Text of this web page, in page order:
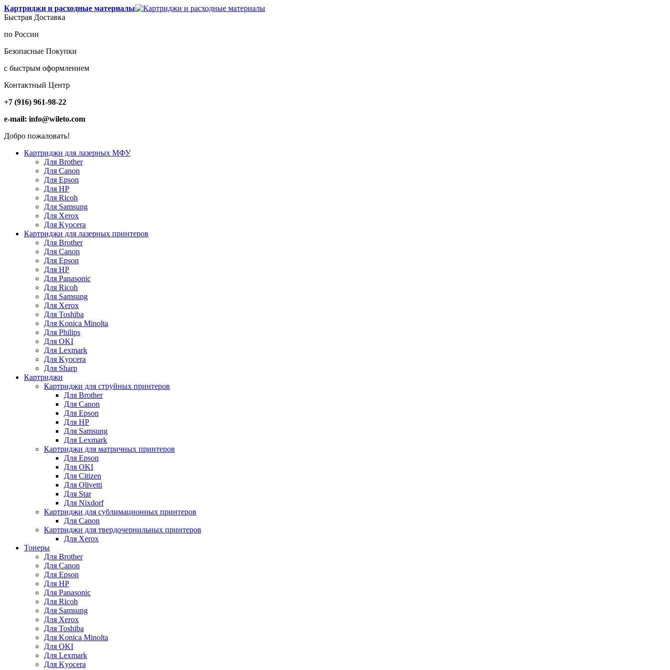
Картриджи и расходные материалы
Быстрая Доставка
по России
Безопасные Покупки
с быстрым оформлением
Контактный Центр
+7 (916) 961-98-22
e-mail: info@wileto.com
Добро пожаловать!
Картриджи для лазерных МФУ
Для Brother
Для Canon
Для Epson
Для HP
Для Ricoh
Для Samsung
Для Xerox
Для Kyocera
Картриджи для лазерных принтеров
Для Brother
Для Canon
Для Epson
Для HP
Для Panasonic
Для Ricoh
Для Samsung
Для Xerox
Для Toshiba
Для Konica Minolta
Для Philips
Для OKI
Для Lexmark
Для Kyocera
Для Sharp
Картриджи
Картриджи для струйных принтеров
Для Brother
Для Canon
Для Epson
Для HP
Для Samsung
Для Lexmark
Картриджи для матричных принтеров
Для Epson
Для OKI
Для Citizen
Для Olivetti
Для Star
Для Nixdorf
Картриджи для сублимационных принтеров
Для Canon
Картриджи для твердочернильных принтеров
Для Xerox
Тонеры
Для Brother
Для Canon
Для Epson
Для HP
Для Panasonic
Для Ricoh
Для Samsung
Для Xerox
Для Toshiba
Для Konica Minolta
Для OKI
Для Lexmark
Для Kyocera